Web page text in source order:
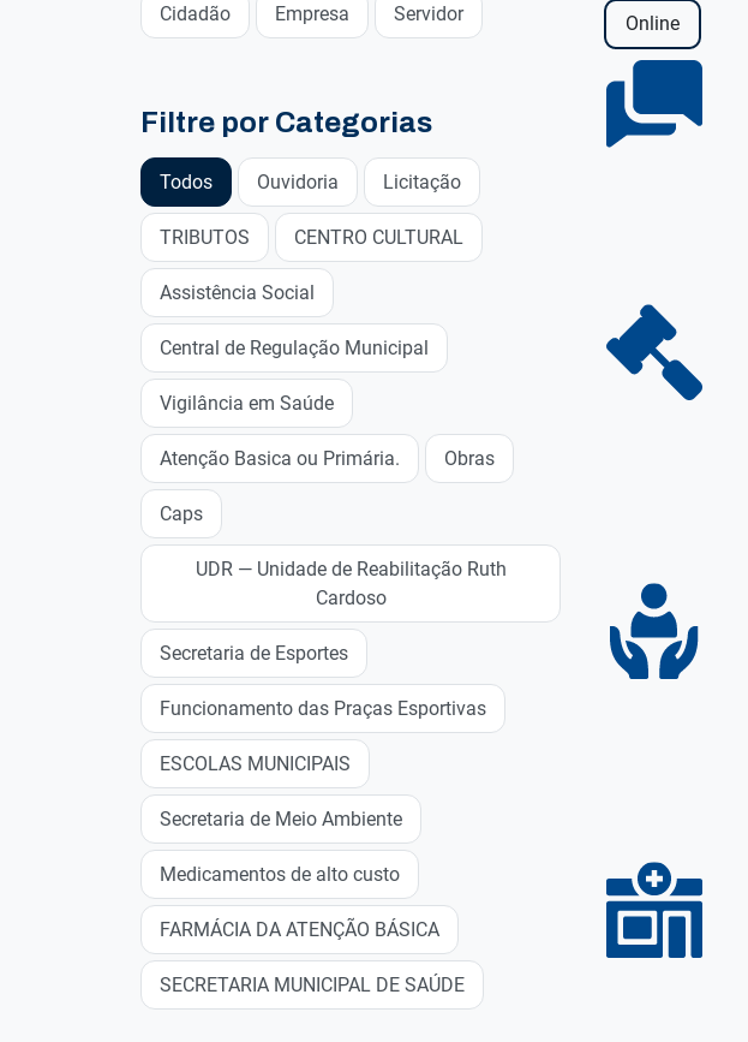
Cidadão Empresa Servidor
Filtre por Categorias
Todos Ouvidoria Licitação
TRIBUTOS CENTRO CULTURAL
Assistência Social
Central de Regulação Municipal
Vigilância em Saúde
Atenção Basica ou Primária. Obras
Caps
UDR — Unidade de Reabilitação Ruth
Cardoso
Secretaria de Esportes
Funcionamento das Praças Esportivas
ESCOLAS MUNICIPAIS
Secretaria de Meio Ambiente
Medicamentos de alto custo
FARMÁCIA DA ATENÇÃO BÁSICA
SECRETARIA MUNICIPAL DE SAÚDE
Online